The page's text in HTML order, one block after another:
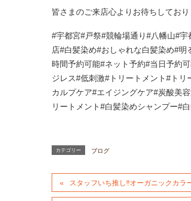
皆さまのご来店心よりお待ちしており
#宇都宮#戸祭#競輪場通り #八幡山#宇
店#白髪染め#おしゃれな白髪染め#明
時間予約可能#ネット予約#当日予約可
ジレス#低刺激# トリートメント # トリ
カルプケア#エイジングケア#炭酸美
リートメント #白髪染めシャンプー#
カテゴリー ブログ
スタッフいち推し‼︎オーガニックカラ